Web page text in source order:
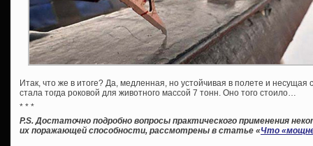
Итак, что же в итоге? Да, медленная, но устойчивая в полете и
стала тогда роковой для животного массой 7 тонн. Оно того стоило…
* * *
P.S. Достаточно подробно вопросы практического применения
их поражающей способности, рассмотрены в статье «Что